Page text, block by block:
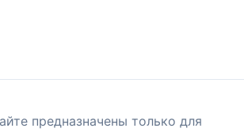
предназначены только для